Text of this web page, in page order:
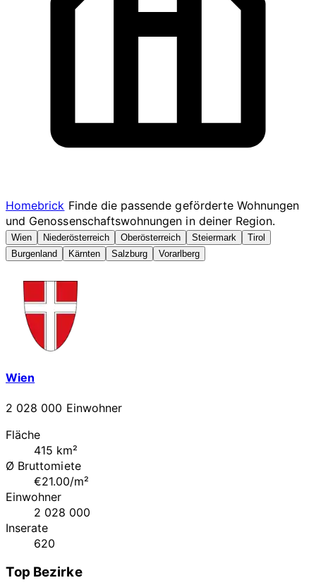
Homebrick Finde die passende geförderte Wohnungen
und Genossenschaftswohnungen in deiner Region.
Wien Niederösterreich Oberösterreich Steiermark
Tirol
Burgenland
Kärnten Salzburg Vorarlberg
Wien
2 028 000 Einwohner
Fläche
415 km²
Ø Bruttomiete
€21.00/m²
Einwohner
2 028 000
Inserate
620
Top Bezirke